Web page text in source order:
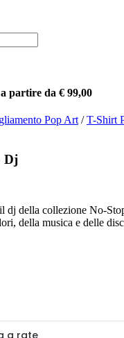
partire da € 99,00
Pop Art /T-Shirt
Dj
dj della collezione No-
della musica e delle